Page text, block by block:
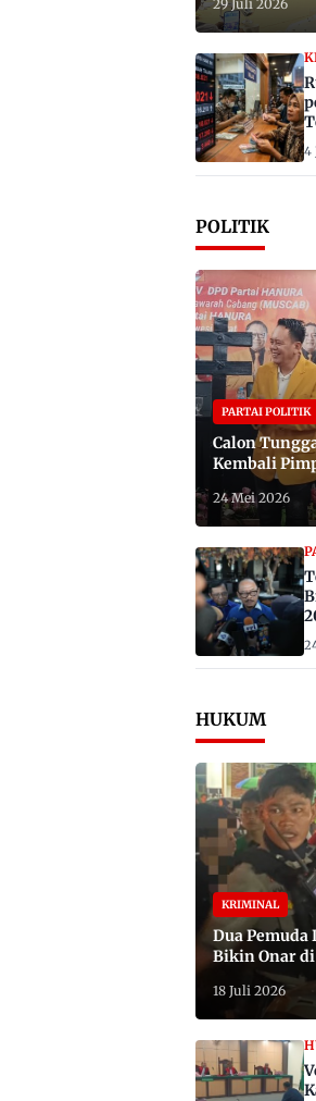
29 Juli 2026
4
POLITIK
PARTAI POLITIK
Calon
Kembali
24 Mei 2026
HUKUM
KRIMINAL
Dua
Bikin Onar
Satu Bawa
18 Juli 2026